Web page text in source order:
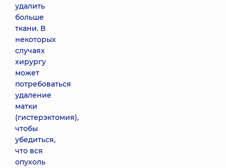
удалить
больше
ткани. В
некоторых
случаях
хирургу
может
потребоваться
удаление
матки
(гистерэктомия),
чтобы
убедиться,
что вся
опухоль